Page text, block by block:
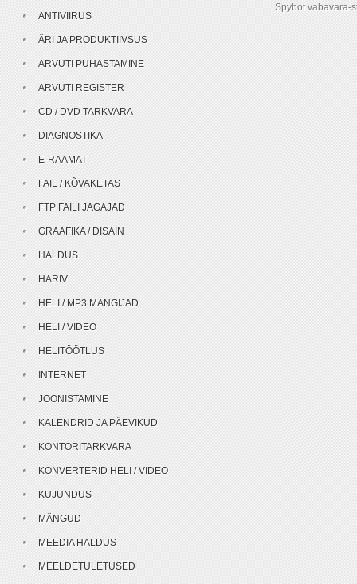
Spybot vabavara-
ANTIVIIRUS
ÄRI JA PRODUKTIIVSUS
ARVUTI PUHASTAMINE
ARVUTI REGISTER
CD / DVD TARKVARA
DIAGNOSTIKA
E-RAAMAT
FAIL / KÕVAKETAS
FTP FAILI JAGAJAD
GRAAFIKA / DISAIN
HALDUS
HARIV
HELI / MP3 MÄNGIJAD
HELI / VIDEO
HELITÖÖTLUS
INTERNET
JOONISTAMINE
KALENDRID JA PÄEVIKUD
KONTORITARKVARA
KONVERTERID HELI / VIDEO
KUJUNDUS
MÄNGUD
MEEDIA HALDUS
MEELDETULETUSED